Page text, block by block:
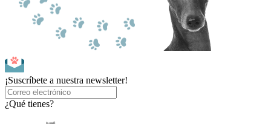
¡Suscríbete a nuestra newsletter!
¿Qué tienes?